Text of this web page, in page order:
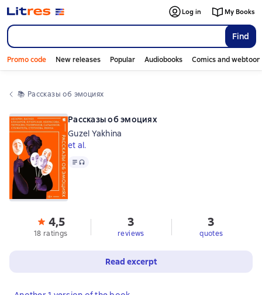
Find
Log in My Books
Promo code New releases Popular Audiobooks Comics and
📚 Рассказы об эмоциях
Рассказы об эмоциях
Guzel Yakhina
et al.
Text, audio format available
4,5
18 ratings
3
reviews
3
quotes
Read excerpt